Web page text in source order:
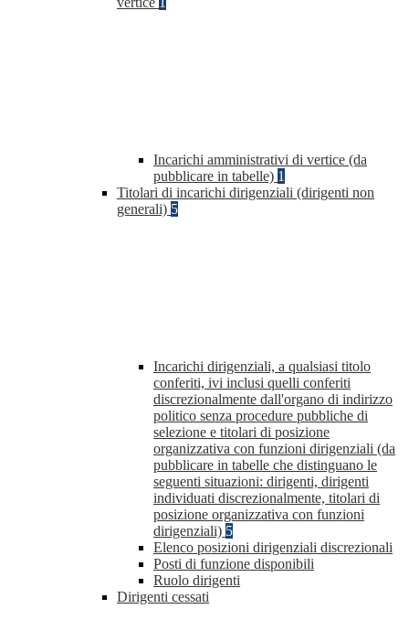
Incarichi amministrativi di vertice (da
pubblicare in tabelle) 1
Titolari di incarichi dirigenziali (dirigenti non
generali) 5
Incarichi dirigenziali, a qualsiasi titolo
conferiti, ivi inclusi quelli conferiti
discrezionalmente dall'organo di indirizzo
politico senza procedure pubbliche di
selezione e titolari di posizione
organizzativa con funzioni dirigenziali (da
pubblicare in tabelle che distinguano le
seguenti situazioni: dirigenti, dirigenti
individuati discrezionalmente, titolari di
posizione organizzativa con funzioni
dirigenziali) 5
Elenco posizioni dirigenziali discrezionali
Posti di funzione disponibili
Ruolo dirigenti
Dirigenti cessati